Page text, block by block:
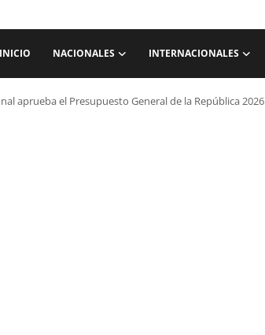
INICIO NACIONALES INTERNACIONALES
aprueba el Presupuesto General de la República 2026